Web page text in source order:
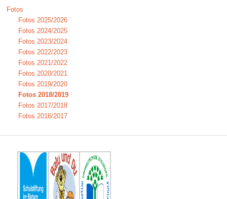
Fotos
Fotos 2025/2026
Fotos 2024/2025
Fotos 2023/2024
Fotos 2022/2023
Fotos 2021/2022
Fotos 2020/2021
Fotos 2019/2020
Fotos 2018/2019
Fotos 2017/2018
Fotos 2016/2017